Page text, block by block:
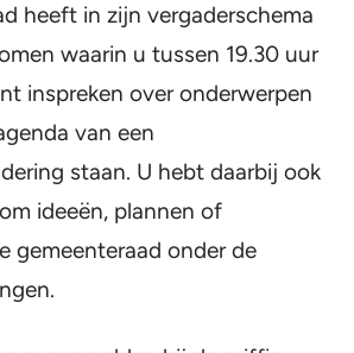
heeft in zijn vergaderschema
waarin u tussen 19.30 uur
inspreken over onderwerpen
van een
staan. U hebt daarbij ook
ideeën, plannen of
gemeenteraad onder de